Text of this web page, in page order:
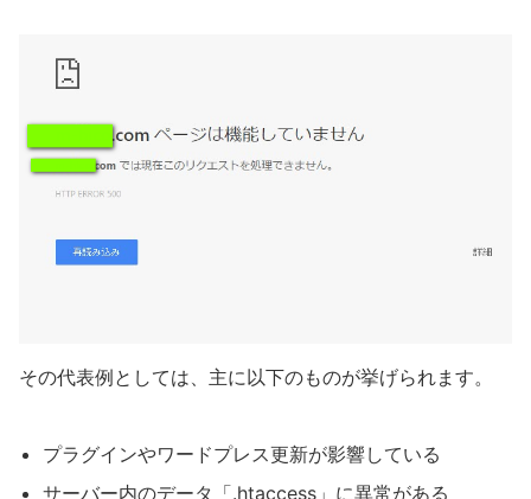
その代表例としては、主に以下のものが挙げられます。
プラグインやワードプレス更新が影響している
サーバー内のデータ「.htaccess」に異常がある